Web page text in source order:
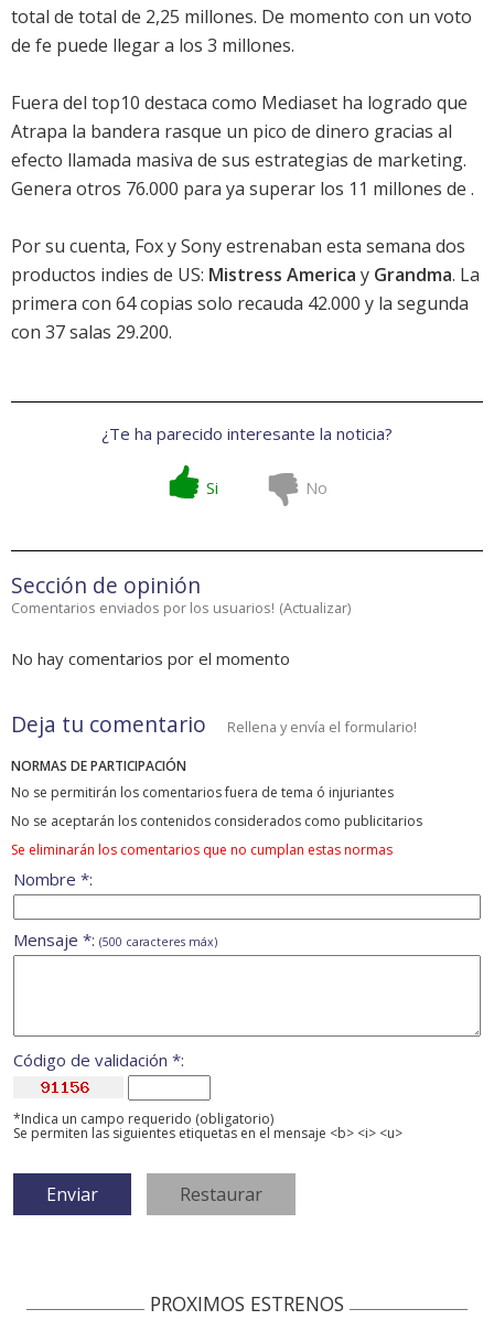
total de total de 2,25 millones. De momento con un voto
de fe puede llegar a los 3 millones.
Fuera del top10 destaca como Mediaset ha logrado que
Atrapa la bandera rasque un pico de dinero gracias al
efecto llamada masiva de sus estrategias de marketing.
Genera otros 76.000 para ya superar los 11 millones de .
Por su cuenta, Fox y Sony estrenaban esta semana dos
productos indies de US: Mistress America y Grandma. La
primera con 64 copias solo recauda 42.000 y la segunda
con 37 salas 29.200.
¿Te ha parecido interesante la noticia?
Si No
Sección de opinión
Comentarios enviados por los usuarios! (Actualizar)
No hay comentarios por el momento
Deja tu comentario Rellena y envía el formulario!
NORMAS DE PARTICIPACIÓN
No se permitirán los comentarios fuera de tema ó injuriantes
No se aceptarán los contenidos considerados como publicitarios
Se eliminarán los comentarios que no cumplan estas normas
Nombre *:
Mensaje *: (500 caracteres máx)
Código de validación *:
*Indica un campo requerido (obligatorio)
Se permiten las siguientes etiquetas en el mensaje <b> <i> <u>
PROXIMOS ESTRENOS